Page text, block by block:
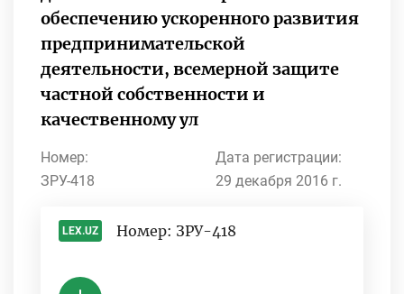
обеспечению ускоренного развития
предпринимательской
деятельности, всемерной защите
частной собственности и
качественному ул
Номер:
ЗРУ-418
Дата регистрации:
29 декабря 2016 г.
LEX.UZ Номер: ЗРУ-418